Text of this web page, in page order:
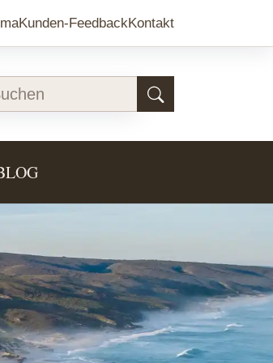
Kunden-FeedbackKontakt
FOR "PARTNER"